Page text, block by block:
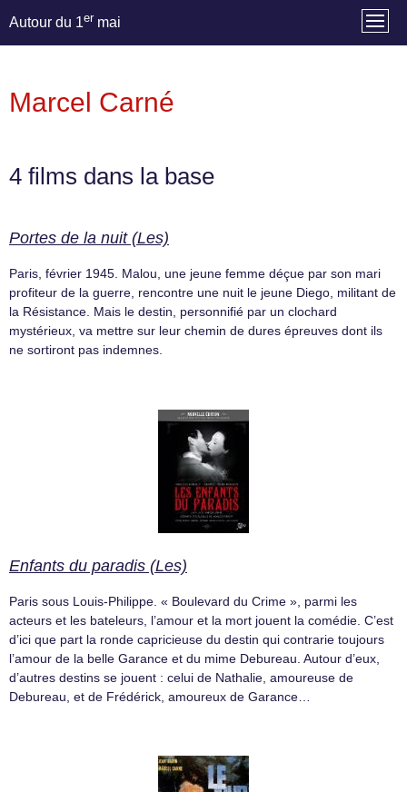
Autour du 1er mai
Marcel Carné
4 films dans la base
Portes de la nuit (Les)
Paris, février 1945. Malou, une jeune femme déçue par son mari
profiteur de la guerre, rencontre une nuit le jeune Diego, militant de
la Résistance. Mais le destin, personnifié par un clochard
mystérieux, va mettre sur leur chemin de dures épreuves dont ils
ne sortiront pas indemnes.
Enfants du paradis (Les)
Paris sous Louis-Philippe. « Boulevard du Crime », parmi les
acteurs et les bateleurs, l’amour et la mort jouent la comédie. C’est
d’ici que part la ronde capricieuse du destin qui contrarie toujours
l’amour de la belle Garance et du mime Debureau. Autour d’eux,
d’autres destins se jouent : celui de Nathalie, amoureuse de
Debureau, et de Frédérick, amoureux de Garance…